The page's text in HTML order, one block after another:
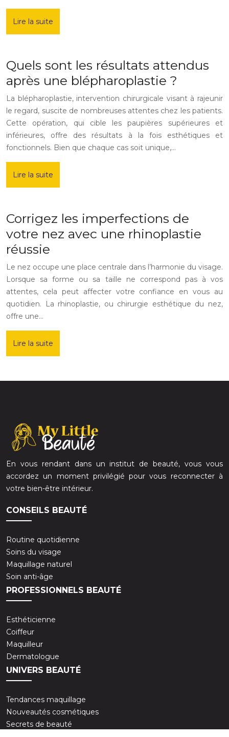
Lire la suite
Quels sont les résultats attendus
après une blépharoplastie ?
La blépharoplastie, intervention chirurgicale visant à rajeunir
le regard, suscite de nombreuses attentes chez les patients.
Cette opération, qui cible les paupières supérieures et
inférieures, offre des résultats à la fois esthétiques et
fonctionnels. Bien que chaque cas soit unique,…
Lire la suite
Corrigez les imperfections de
votre nez avec une rhinoplastie
réussie
Le nez occupe une place centrale dans l’harmonie du visage.
Lorsque sa forme ou sa taille ne correspond pas à vos
attentes, cela peut affecter votre confiance en vous au
quotidien. La rhinoplastie, ou chirurgie esthétique du nez,
offre une…
Lire la suite
En vous rendant dans un institut de beauté, vous vous
accordez un moment privilégié pour vous reconnecter à
votre bien-être intérieur.
CONSEILS BEAUTÉ
Routine quotidienne
Soins du visage
Maquillage naturel
Soin anti-âge
PROFESSIONNELS BEAUTÉ
Esthéticienne
Coiffeur
Maquilleur
Dermatologue
UNIVERS BEAUTÉ
Tendances maquillage
Nouveautés cosmétiques
Secrets de beauté